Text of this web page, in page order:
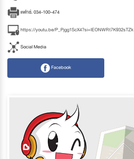
แฟกซ์. 034-100-474
https://youtu.be/P_Pjgg1ScX4?si=lEONWRt7K932sTZk
Social Media
Facebook